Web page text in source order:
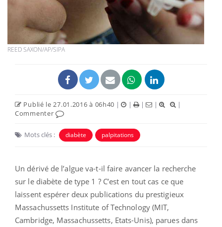
REED SAXON/AP/SIPA
Publié le 27.01.2016 à 06h40 | | | |
|
Commenter
Mots clés : diabète palpitations
Un dérivé de l’algue va-t-il faire avancer la recherche
sur le diabète de type 1 ? C’est en tout cas ce que
laissent espérer deux publications du prestigieux
Massachussetts Institute of Technology (MIT,
Cambridge, Massachussetts, Etats-Unis), parues dans